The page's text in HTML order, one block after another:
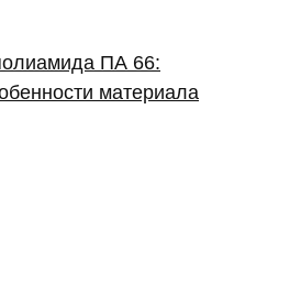
ПА 66:
материала